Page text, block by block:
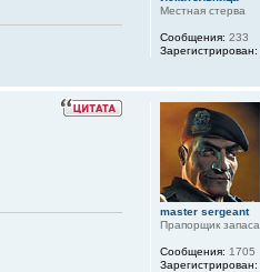
Местная стерва
Сообщения: 233
Зарегистрирован:
master sergeant
Прапорщик запаса
Сообщения: 1705
Зарегистрирован: